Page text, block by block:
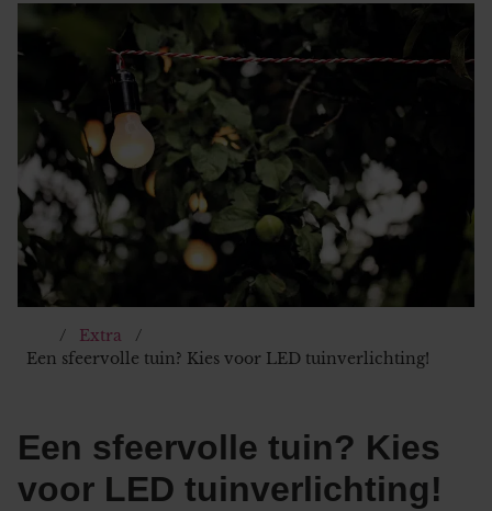
Extra
Een sfeervolle tuin? Kies voor LED tuinverlichting!
Een sfeervolle tuin? Kies
voor LED tuinverlichting!